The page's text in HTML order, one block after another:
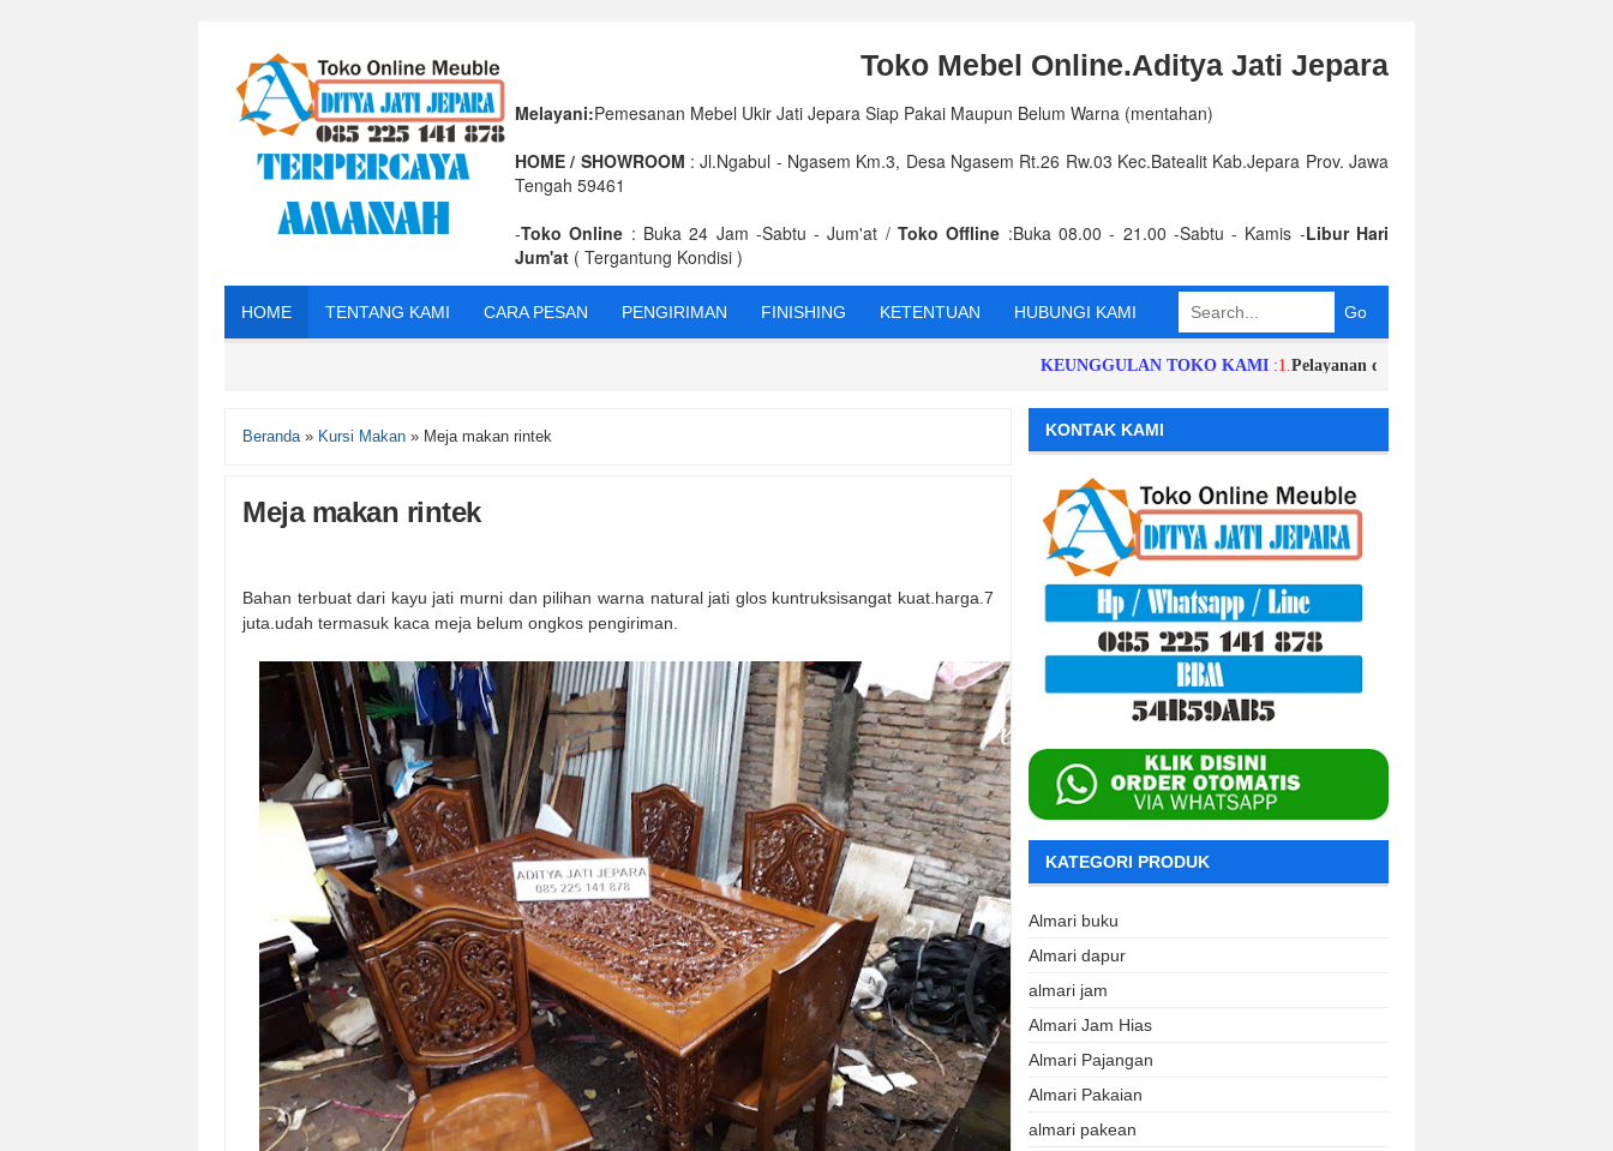
Toko Mebel Online.Aditya Jati Jepara
Melayani:Pemesanan Mebel Ukir Jati Jepara Siap Pakai Maupun Belum Warna (mentahan)
HOME / SHOWROOM : Jl.Ngabul - Ngasem Km.3, Desa Ngasem Rt.26 Rw.03 Kec.Batealit Kab.Jepara Prov. Jawa
Tengah 59461
-Toko Online : Buka 24 Jam -Sabtu - Jum'at /Toko Offline :Buka 08.00 - 21.00 -Sabtu - Kamis -Libur Hari
Jum'at ( Tergantung Kondisi )
HOME TENTANG KAMI CARA PESAN PENGIRIMAN FINISHING KETENTUAN HUBUNGI KAMI
KEUNGGULAN TOKO KAMI :1.Pelayanan dan Respon Order
Beranda» Kursi Makan » Meja makan rintek
Meja makan rintek
Bahan terbuat dari kayu jati murni dan pilihan warna natural jati glos kuntruksisangat kuat.harga.7
juta.udah termasuk kaca meja belum ongkos pengiriman.
KONTAK KAMI
KATEGORI PRODUK
Almari buku
Almari dapur
almari jam
Almari Jam Hias
Almari Pajangan
Almari Pakaian
almari pakean